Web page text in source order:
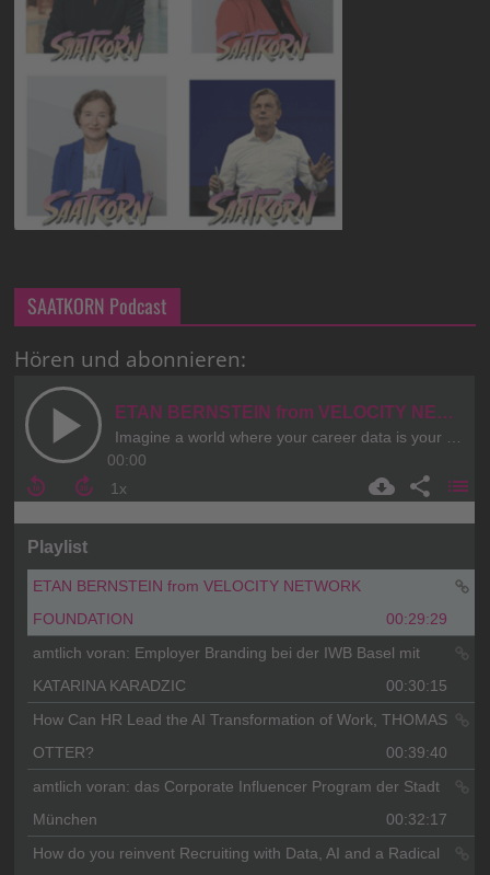
SAATKORN Podcast
Hören und abonnieren: